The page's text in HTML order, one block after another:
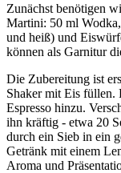
Zunächst benötigen
Martini: 50 ml
und heiß) und
können als Garnitur
Die Zubereitung ist
Shaker mit Eis füllen.
Espresso hinzu.
ihn kräftig - etwa 20
durch ein Sieb in ein
Getränk mit einem
Aroma und